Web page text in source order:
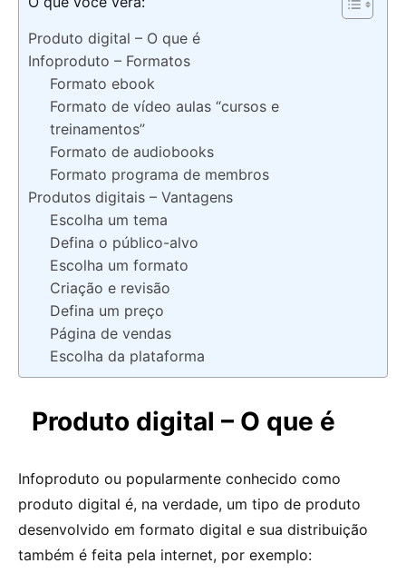
Produto digital – O que é
Infoproduto – Formatos
Formato ebook
Formato de vídeo aulas “cursos e
treinamentos”
Formato de audiobooks
Formato programa de membros
Produtos digitais – Vantagens
Escolha um tema
Defina o público-alvo
Escolha um formato
Criação e revisão
Defina um preço
Página de vendas
Escolha da plataforma
Produto digital – O que é
Infoproduto ou popularmente conhecido como
produto digital é, na verdade, um tipo de produto
desenvolvido em formato digital e sua distribuição
também é feita pela internet, por exemplo: